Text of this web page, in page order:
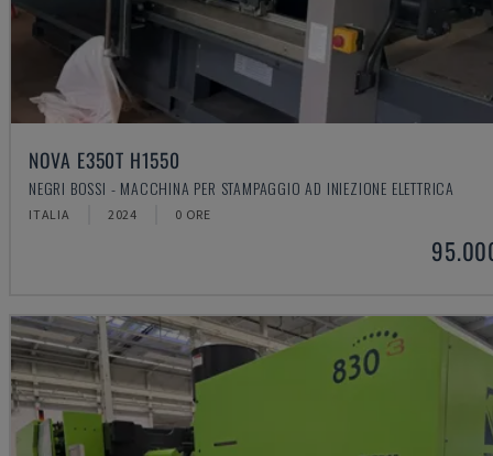
NOVA E350T H1550
NEGRI BOSSI - MACCHINA PER STAMPAGGIO AD INIEZIONE ELETTRICA
ITALIA 2024 0 ORE